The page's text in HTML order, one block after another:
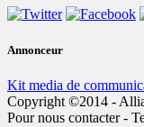
Annonceur
Kit media de
Copyright ©2014 -
Pour nous contacter -